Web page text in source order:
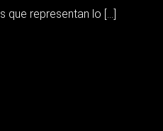
que representan lo […]